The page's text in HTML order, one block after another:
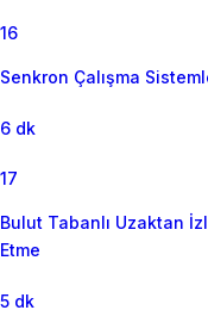
16
Senkron Çalışma
6 dk
17
Bulut Tabanlı Uzaktan
Etme
5 dk